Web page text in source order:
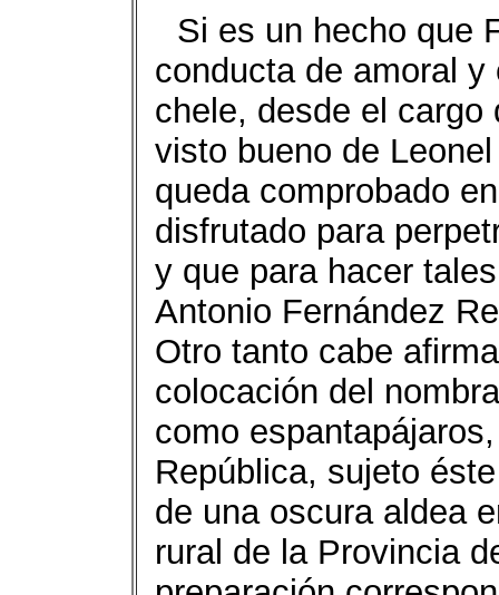
Si es un hecho que
conducta de amoral
chele, desde el
visto bueno de
queda comprobado
disfrutado para
y que para hacer
Antonio Fernández
Otro tanto cabe
colocación del
como
República, sujeto
de una oscura aldea
rural de la Provincia